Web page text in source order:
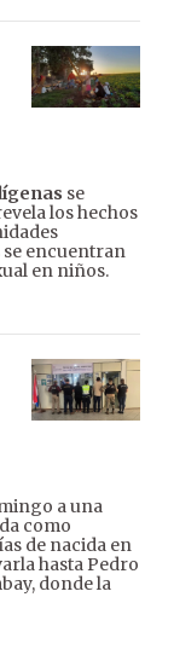
se
los hechos
se encuentran
en niños.
a una
como
de nacida en
hasta Pedro
donde la